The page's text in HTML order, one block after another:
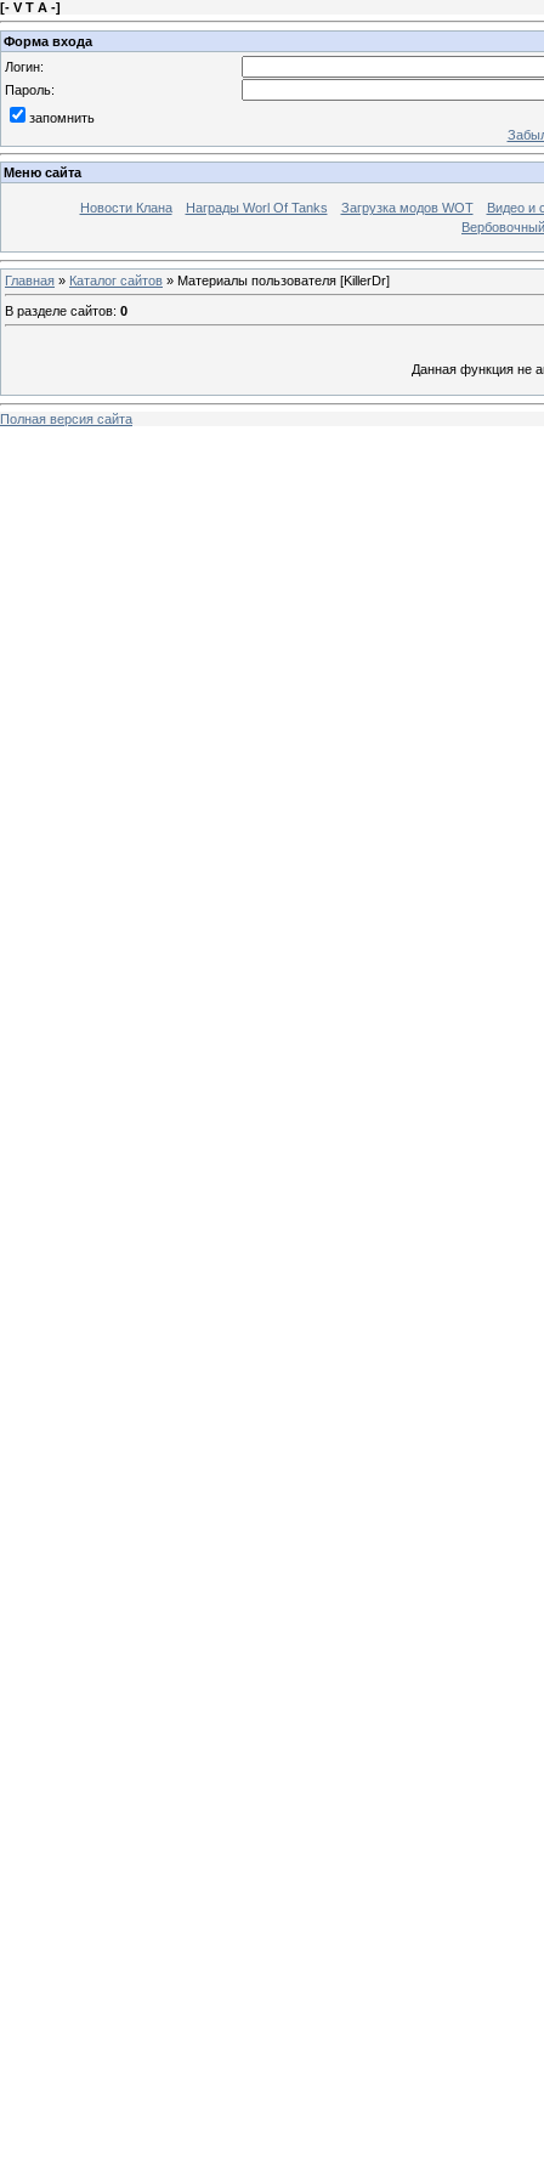
[- V T A -]
Форма входа
Логин:
Пароль:
запомнить
Меню сайта
Новости Клана Награды Worl Of Tanks Загрузка модов WOT
Видео и
Главная » Каталог сайтов » Материалы пользователя [KillerDr]
В разделе сайтов: 0
Данная функция не
Полная версия сайта